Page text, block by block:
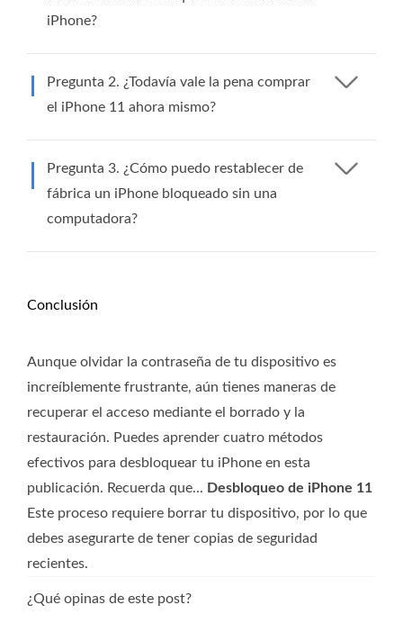
iPhone?
Pregunta 2. ¿Todavía vale la pena comprar
el iPhone 11 ahora mismo?
Pregunta 3. ¿Cómo puedo restablecer de
fábrica un iPhone bloqueado sin una
computadora?
Conclusión
Aunque olvidar la contraseña de tu dispositivo es
increíblemente frustrante, aún tienes maneras de
recuperar el acceso mediante el borrado y la
restauración. Puedes aprender cuatro métodos
efectivos para desbloquear tu iPhone en esta
publicación. Recuerda que... Desbloqueo de iPhone 11
Este proceso requiere borrar tu dispositivo, por lo que
debes asegurarte de tener copias de seguridad
recientes.
¿Qué opinas de este post?